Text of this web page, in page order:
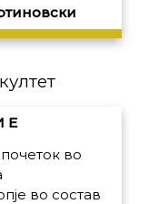
Е
во
во состав